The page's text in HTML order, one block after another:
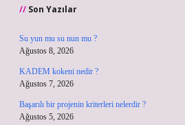
Son Yazılar
Su yun mu su nun mu ?
Ağustos 8, 2026
KADEM kokeni nedir ?
Ağustos 7, 2026
Başarılı bir projenin kriterleri nelerdir ?
Ağustos 5, 2026